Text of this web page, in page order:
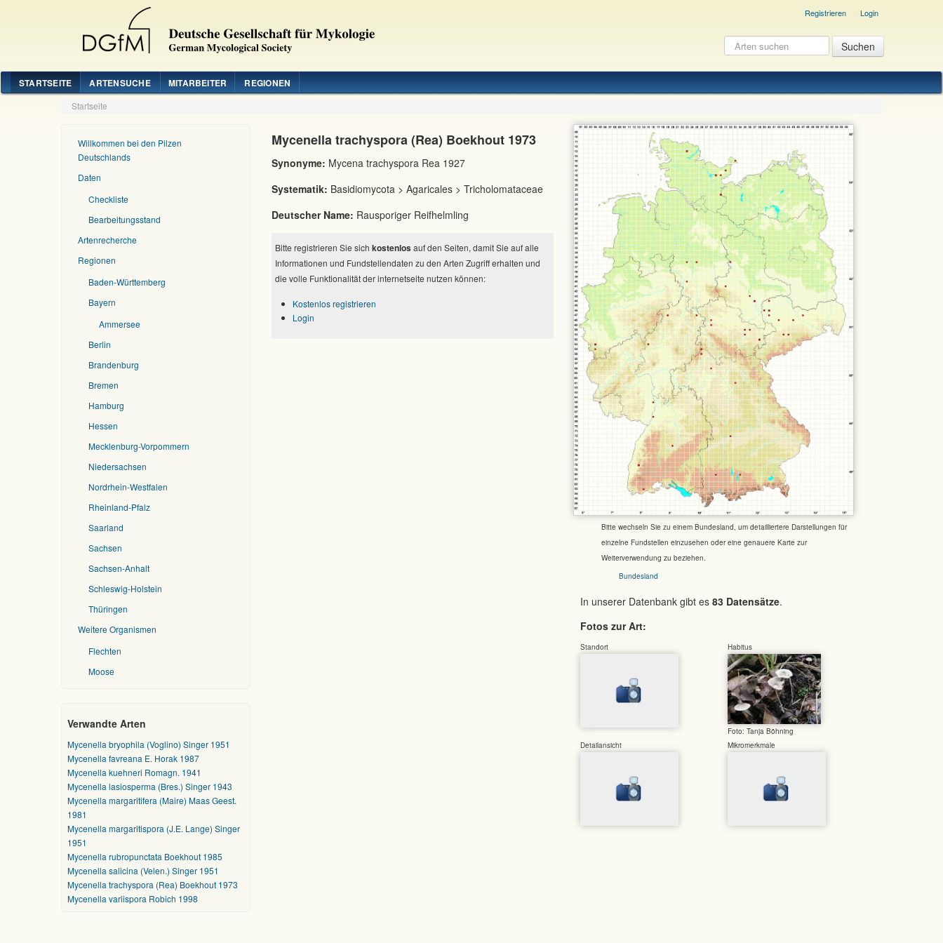
Registrieren Login
STARTSEITE ARTENSUCHE MITARBEITER REGIONEN
Startseite
Willkommen bei den Pilzen
Deutschlands
Daten
Checkliste
Bearbeitungsstand
Artenrecherche
Regionen
Baden-Württemberg
Bayern
Ammersee
Berlin
Brandenburg
Bremen
Hamburg
Hessen
Mecklenburg-Vorpommern
Niedersachsen
Nordrhein-Westfalen
Rheinland-Pfalz
Saarland
Sachsen
Sachsen-Anhalt
Schleswig-Holstein
Thüringen
Weitere Organismen
Flechten
Moose
Verwandte Arten
Mycenella bryophila (Voglino) Singer 1951
Mycenella favreana E. Horak 1987
Mycenella kuehneri Romagn. 1941
Mycenella lasiosperma (Bres.) Singer 1943
Mycenella margaritifera (Maire) Maas Geest.
1981
Mycenella margaritispora (J.E. Lange) Singer
1951
Mycenella rubropunctata Boekhout 1985
Mycenella salicina (Velen.) Singer 1951
Mycenella trachyspora (Rea) Boekhout 1973
Mycenella variispora Robich 1998
Bitte wechseln Sie zu einem Bundesland, um detailliertere Darstellungen für
einzelne Fundstellen einzusehen oder eine genauere Karte zur
Weiterverwendung zu beziehen.
Bundesland
In unserer Datenbank gibt es 83 Datensätze.
Fotos zur Art:
Standort Habitus
Foto: Tanja Böhning
Detailansicht
Mikromerkmale
Mycenella trachyspora (Rea) Boekhout 1973
Synonyme: Mycena trachyspora Rea 1927
Systematik: Basidiomycota > Agaricales > Tricholomataceae
Deutscher Name: Rausporiger Reifhelmling
Bitte registrieren Sie sich kostenlos auf den Seiten, damit Sie auf alle
Informationen und Fundstellendaten zu den Arten Zugriff erhalten und
die volle Funktionalität der internetseite nutzen können:
Kostenlos registrieren
Login